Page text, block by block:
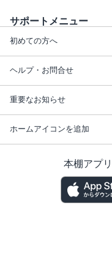
サポートメニュー
初めての方へ
ヘルプ・お問合せ
重要なお知らせ
ホームアイコンを追加
本棚アプ